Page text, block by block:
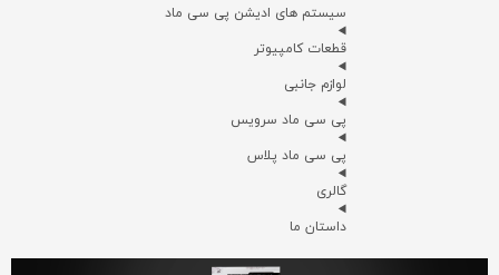
سیستم های ادیشن پی سی ماد
قطعات کامپیوتر
لوازم جانبی
پی سی ماد سرویس
پی سی ماد پلاس
گالری
داستان ما